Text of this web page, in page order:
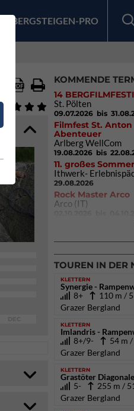
BERGSTEIGEN-PRO
KOMMENDE
14
St. Pölten
09.07.2026 bis
Filmfest St.
Abenteuer
Arlberg WellCom
19.08.2026 bis
11. großes
Ithwerk-
29.08.2026
Rock Master Arco
Arco (IT)
9. Eiskletter
08.01.2027bis
TOUREN IN DER
KLETTERN
Synergie -
8+
110 m /
Grazer Bergland
KLETTERN
Imlandris -
8+/9-
54 m
Grazer Bergland
KLETTERN
Grastöter
5-
255 m /
Grazer Bergland